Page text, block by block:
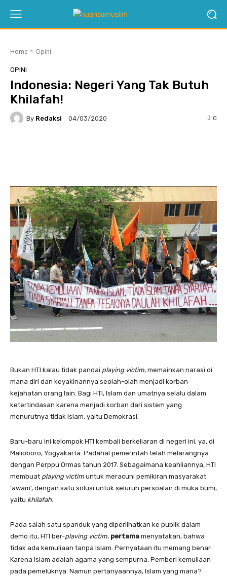
Home Opini
OPINI
Indonesia: Negeri Yang Tak Butuh
Khilafah!
By Redaksi 04/03/2020 0
Bukan HTI kalau tidak pandai playing victim, memainkan narasi di
mana diri dan keyakinannya seolah-olah menjadi korban
kejahatan orang lain. Bagi HTI, Islam dan umatnya selalu dalam
ketertindasan karena menjadi korban dari sistem yang
menurutnya tidak Islam, yaitu Demokrasi.
Baru-baru ini kelompok HTI kembali berkeliaran di negeri ini, ya, di
Malioboro, Yogyakarta. Padahal pemerintah telah melarangnya
dengan Perppu Ormas tahun 2017. Sebagaimana keahliannya, HTI
membuat playing victim untuk meracuni pemikiran masyarakat
‘awam’, dengan satu solusi untuk seluruh persoalan di muka bumi,
yaitu khilafah
Pada salah satu spanduk yang diperlihatkan ke publik dalam
demo itu, HTI ber-plaving victim, pertama menyatakan, bahwa
tidak ada kemuliaan tanpa Islam. Pernyataan itu memang benar.
Karena Islam adalah agama yang sempurna. Pemberi kemuliaan
pada pemeluknya. Namun pertanyaannya, Islam yang mana?